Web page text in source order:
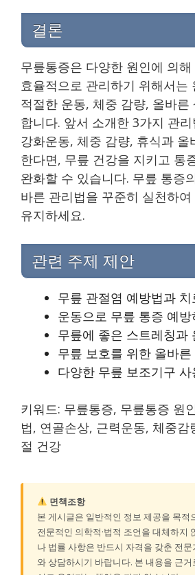
결론
무릎통증은 다양한 원인에 의
효율적으로 관리하기 위해서는
적절한 운동, 체중 감량, 올바른
합니다. 앞서 소개한 3가지 관
강화운동, 체중 감량, 휴식과 올
한다면, 무릎 건강을 지키고 통
완화할 수 있습니다. 무릎 통증
바른 관리법을 꾸준히 실천하
유지하세요.
관련 주제 제안
무릎 관절염 예방법과 치
운동으로 무릎 통증 예방
무릎에 좋은 스트레칭과
무릎 보호를 위한 올바른
다양한 무릎 보조기구 사
키워드: 무릎통증, 무릎통증 원
법, 연골손상, 근력운동, 체중감
절 건강
면책조항
본 게시글은 일반적인 정보 제공을 목적
전문적인 의학적·법적 조언을 대체하지
나 법률 사항은 반드시 자격을 갖춘 전
와 상담하시기 바랍니다. 본 내용을 근